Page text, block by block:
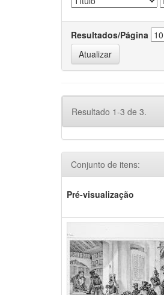
Resultados/Página
Resultado 1-3 de 3.
Conjunto de itens:
Pré-visualização